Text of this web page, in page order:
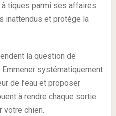
tiques parmi ses affaires
inattendus et protège la
la question de
systématiquement
de l’eau et proposer
à rendre chaque sortie
votre chien.